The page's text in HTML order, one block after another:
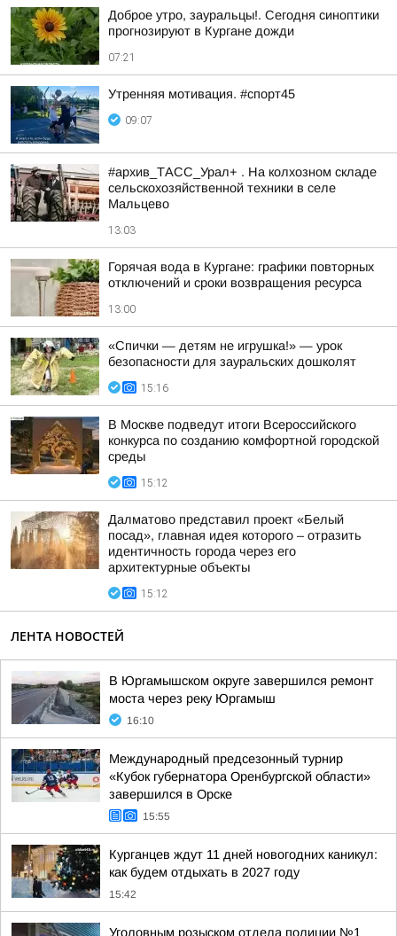
Доброе утро, зауральцы!. Сегодня синоптики
прогнозируют в Кургане дожди
07:21
Утренняя мотивация. #спорт45
09:07
#архив_ТАСС_Урал+ . На колхозном складе
сельскохозяйственной техники в селе
Мальцево
13:03
Горячая вода в Кургане: графики повторных
отключений и сроки возвращения ресурса
13:00
«Спички — детям не игрушка!» — урок
безопасности для зауральских дошколят
15:16
В Москве подведут итоги Всероссийского
конкурса по созданию комфортной городской
среды
15:12
Далматово представил проект «Белый
посад», главная идея которого – отразить
идентичность города через его
архитектурные объекты
15:12
ЛЕНТА НОВОСТЕЙ
В Юргамышском округе завершился ремонт
моста через реку Юргамыш
16:10
Международный предсезонный турнир
«Кубок губернатора Оренбургской области»
завершился в Орске
15:55
Курганцев ждут 11 дней новогодних каникул:
как будем отдыхать в 2027 году
15:42
Уголовным розыском отдела полиции №1